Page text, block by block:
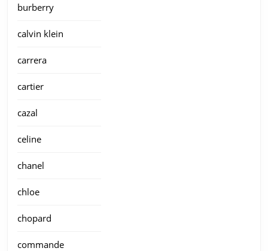
burberry
calvin klein
carrera
cartier
cazal
celine
chanel
chloe
chopard
commande